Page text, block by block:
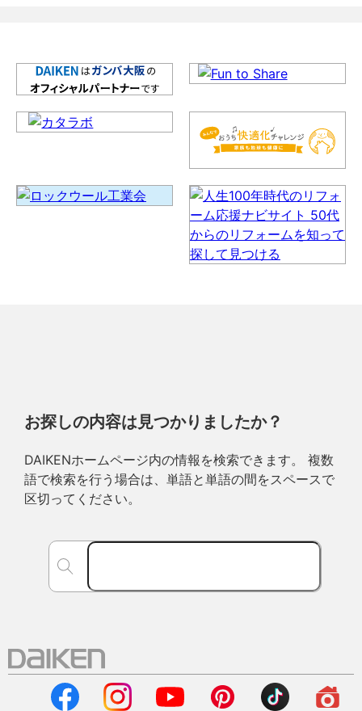
お探しの内容は見つかりましたか？
DAIKENホームページ内の情報を検索できます。 複数
語で検索を行う場合は、単語と単語の間をスペースで
区切ってください。